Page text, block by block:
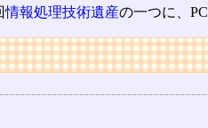
情報処理技術遺産の一つに、